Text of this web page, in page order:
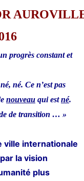
progrès constant et
né. Ce n’est pas
nouveau qui estné.
de transition … »
ville internationale
la vision
plus